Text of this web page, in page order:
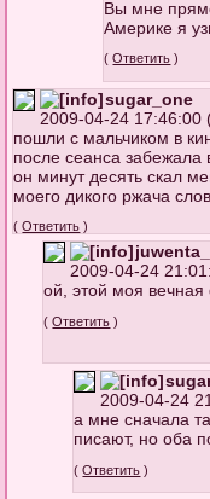
Вы мне
Америке я
(Ответить )
sugar_one
2009-04-24 17:46:00
пошли с мальчиком в
после сеанса забежала
он минут десять скал
моего дикого ржача
(Ответить )
juwenta_
2009-04-24
ой, этой моя
(Ответить )
2009-04-24
а мне сначала
писают, но оба
(Ответить )